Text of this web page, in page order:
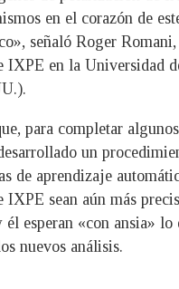
en el corazón de
señaló Roger Romani,
IXPE en la Universidad
para completar
un
de aprendizaje
IXPE sean aún más
él esperan «con ansia» lo
nuevos análisis.